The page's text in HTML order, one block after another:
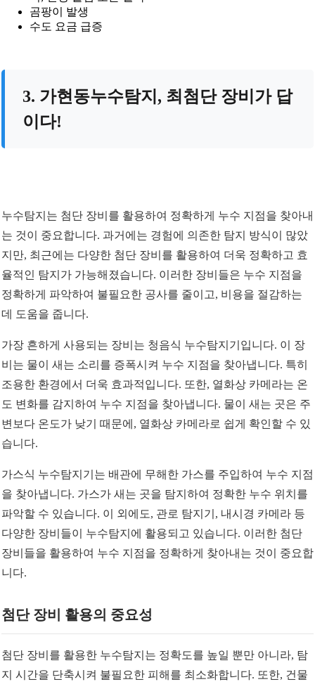
곰팡이 발생
수도 요금 급증
3. 가현동누수탐지, 최첨단 장비가 답
이다!
누수탐지는 첨단 장비를 활용하여 정확하게 누수 지점을 찾아내
는 것이 중요합니다. 과거에는 경험에 의존한 탐지 방식이 많았
지만, 최근에는 다양한 첨단 장비를 활용하여 더욱 정확하고 효
율적인 탐지가 가능해졌습니다. 이러한 장비들은 누수 지점을
정확하게 파악하여 불필요한 공사를 줄이고, 비용을 절감하는
데 도움을 줍니다.
가장 흔하게 사용되는 장비는 청음식 누수탐지기입니다. 이 장
비는 물이 새는 소리를 증폭시켜 누수 지점을 찾아냅니다. 특히
조용한 환경에서 더욱 효과적입니다. 또한, 열화상 카메라는 온
도 변화를 감지하여 누수 지점을 찾아냅니다. 물이 새는 곳은 주
변보다 온도가 낮기 때문에, 열화상 카메라로 쉽게 확인할 수 있
습니다.
가스식 누수탐지기는 배관에 무해한 가스를 주입하여 누수 지점
을 찾아냅니다. 가스가 새는 곳을 탐지하여 정확한 누수 위치를
파악할 수 있습니다. 이 외에도, 관로 탐지기, 내시경 카메라 등
다양한 장비들이 누수탐지에 활용되고 있습니다. 이러한 첨단
장비들을 활용하여 누수 지점을 정확하게 찾아내는 것이 중요합
니다.
첨단 장비 활용의 중요성
첨단 장비를 활용한 누수탐지는 정확도를 높일 뿐만 아니라, 탐
지 시간을 단축시켜 불필요한 피해를 최소화합니다. 또한, 건물